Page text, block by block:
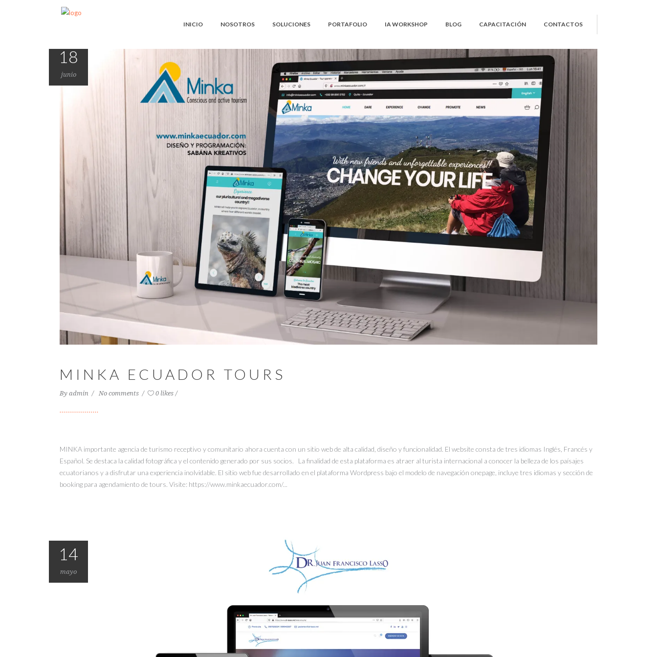
INICIO NOSOTROS SOLUCIONES PORTAFOLIO IA WORKSHOP BLOG CAPACITACIÓN CONTACTOS
18
junio
MINKA ECUADOR TOURS
By admin No comments 0 likes
MINKA importante agencia de turismo receptivo y comunitario ahora cuenta con un sitio web de alta calidad, diseño y funcionalidad. El website consta de tres idiomas Inglés, Francés y
Español. Se destaca la calidad fotográfica y el contenido generado por sus socios. La finalidad de esta plataforma es atraer al turista internacional a conocer la belleza de los paísajes
ecuatorianos y a disfrutar una experiencia inolvidable. El sitio web fue desarrollado en el plataforma Wordpress bajo el modelo de navegación onepage, incluye tres idiomas y sección de
booking para agendamiento de tours. Visite: https://www.minkaecuador.com/...
14
mayo